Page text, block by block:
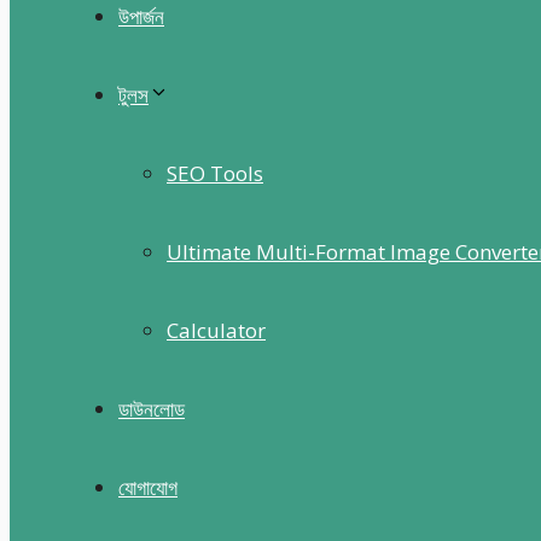
উপার্জন
টুলস
SEO Tools
Ultimate Multi-Format Image
Calculator
ডাউনলোড
যোগাযোগ